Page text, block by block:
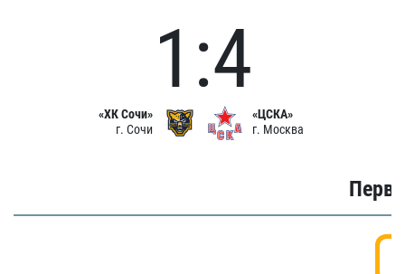
«ХК Сочи»
г. Сочи
1:4
«ЦСКА»
г. Москва